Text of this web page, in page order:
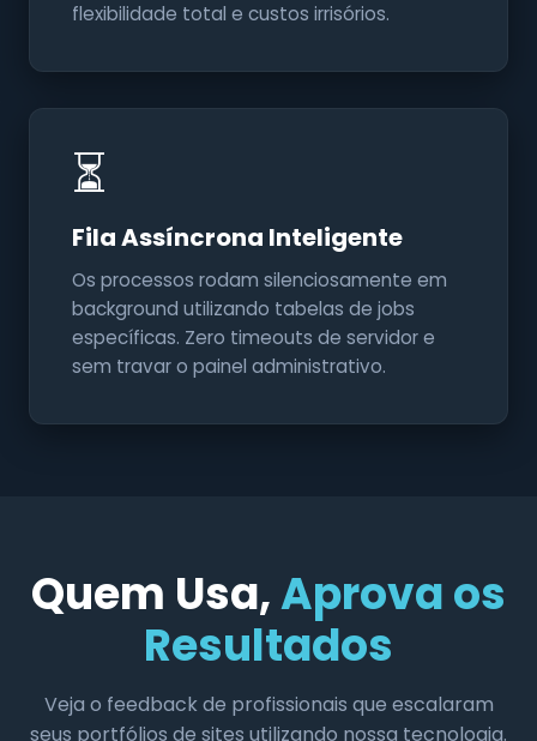
flexibilidade total e custos irrisórios.
⏳
Fila Assíncrona Inteligente
Os processos rodam silenciosamente em
background utilizando tabelas de jobs
específicas. Zero timeouts de servidor e
sem travar o painel administrativo.
Quem Usa,Aprova os
Resultados
Veja o feedback de profissionais que escalaram
seus portfólios de sites utilizando nossa tecnologia.